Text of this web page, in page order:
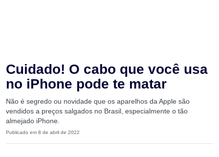
Cuidado! O cabo que você usa
no iPhone pode te matar
Não é segredo ou novidade que os aparelhos da Apple são
vendidos a preços salgados no Brasil, especialmente o tão
almejado iPhone.
Publicado em 8 de abril de 2022